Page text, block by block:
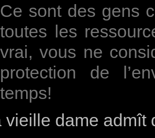
Ce sont des gens
toutes les
vrai, vous ne
protection de
temps!
vieille dame admît